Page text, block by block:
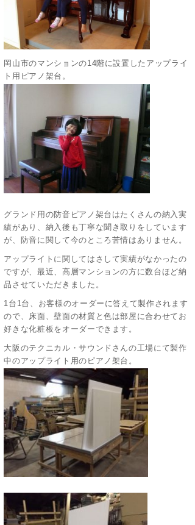
岡山市のマンションの14階に設置したアップライ
ト用ピアノ架台。
グランド用の防音ピアノ架台はたくさんの納入実
績があり、納入後も丁寧な聞き取りをしています
が、防音に関して今のところ苦情はありません。
アップライトに関してはさして実績がなかったの
ですが、最近、高層マンションの方に数台ほど納
品させていただきました。
1台1台、お客様のオーダーに答えて製作されます
ので、床面、壁面の材質と色は部屋に合わせてお
好きな化粧板をオーダーできます。
大阪のテクニカル・サウンドさんの工場にて製作
中のアップライト用のピアノ架台。